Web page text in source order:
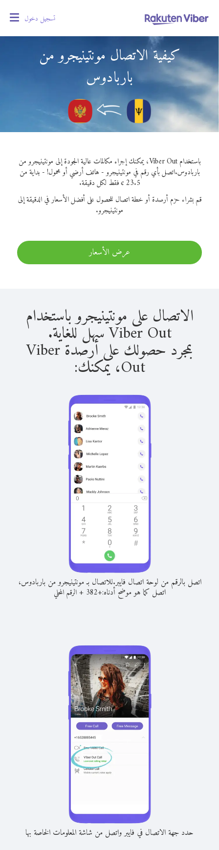
تسجيل دخول
كيفية الاتصال مونتينيجرو من
باربادوس
باستخدام Viber Out، يمكنك إجراء مكالمات عالية الجودة إلى مونتينيجرو من
باربادوس.اتصل بأي رقم في مونتينيجرو - هاتف أرضي أو محمول! - بداية من
23.5 ¢ فقط لكل دقيقة.
قم بشراء حزم أرصدة أو خطة اتصال للحصول على أفضل الأسعار في الدقيقة إلى
مونتينيجرو.
عرض الأسعار
الاتصال على مونتينيجرو باستخدام
Viber Out سهل للغاية.
بمجرد حصولك على أرصدة Viber
Out، يمكنك:
اتصل بالرقم من لوحة اتصال فايبر.للاتصال بـ مونتينيجرو من باربادوس،
اتصل كما هو موضح أدناه:+
382
+الرقم المحلي
حدد جهة الاتصال في فايبر واتصل من شاشة المعلومات الخاصة بها